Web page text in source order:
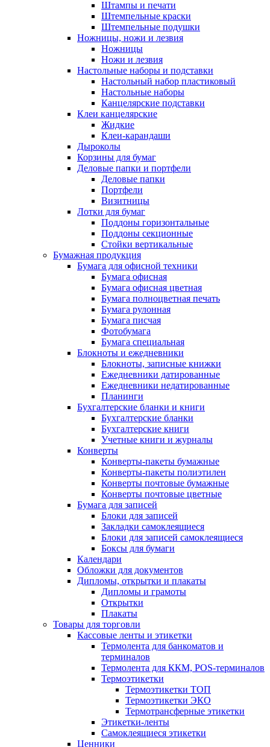
Штампы и печати
Штемпельные краски
Штемпельные подушки
Ножницы, ножи и лезвия
Ножницы
Ножи и лезвия
Настольные наборы и подставки
Настольный набор пластиковый
Настольные наборы
Канцелярские подставки
Клеи канцелярские
Жидкие
Клеи-карандаши
Дыроколы
Корзины для бумаг
Деловые папки и портфели
Деловые папки
Портфели
Визитницы
Лотки для бумаг
Поддоны горизонтальные
Поддоны секционные
Стойки вертикальные
Бумажная продукция
Бумага для офисной техники
Бумага офисная
Бумага офисная цветная
Бумага полноцветная печать
Бумага рулонная
Бумага писчая
Фотобумага
Бумага специальная
Блокноты и ежедневники
Блокноты, записные книжки
Ежедневники датированные
Ежедневники недатированные
Планинги
Бухгалтерские бланки и книги
Бухгалтерские бланки
Бухгалтерские книги
Учетные книги и журналы
Конверты
Конверты-пакеты бумажные
Конверты-пакеты полиэтилен
Конверты почтовые бумажные
Конверты почтовые цветные
Бумага для записей
Блоки для записей
Закладки самоклеящиеся
Блоки для записей самоклеящиеся
Боксы для бумаги
Календари
Обложки для документов
Дипломы, открытки и плакаты
Дипломы и грамоты
Открытки
Плакаты
Товары для торговли
Кассовые ленты и этикетки
Термолента для банкоматов и
терминалов
Термолента для ККМ, POS-терминалов
Термоэтикетки
Термоэтикетки ТОП
Термоэтикетки ЭКО
Термотрансферные этикетки
Этикетки-ленты
Самоклеящиеся этикетки
Ценники